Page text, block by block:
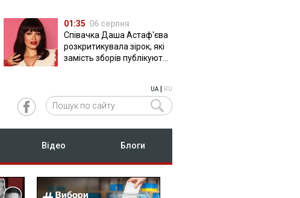
01:35 06 серпня
Співачка Даша Астаф'єва
розкритикувала зірок, які
замість зборів публікують
UA| RU
Відео Блоги